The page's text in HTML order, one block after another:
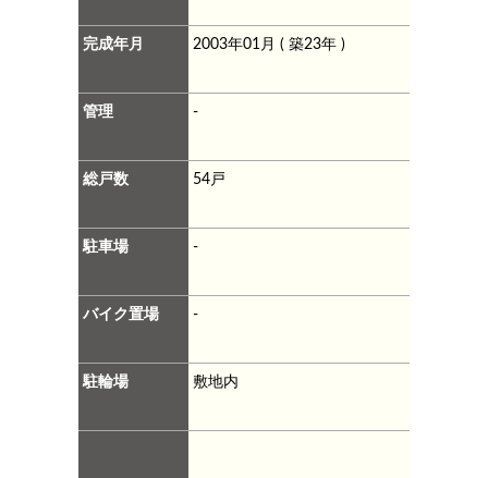
完成年月 2003年01月 ( 築23年 )
管理 -
総戸数 54戸
駐車場 -
バイク置場 -
駐輪場 敷地内